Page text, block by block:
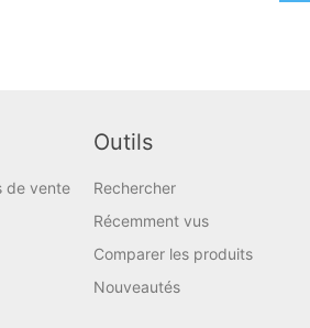
de vente
Outils
Rechercher
Récemment vus
Comparer les produits
Nouveautés